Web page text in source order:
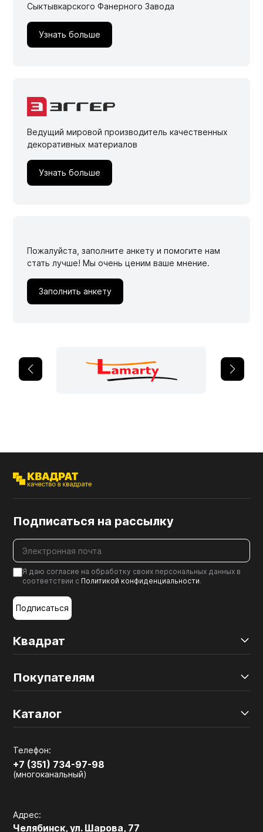
Сыктывкарского Фанерного Завода
Узнать больше
Ведущий мировой производитель качественных
декоративных материалов
Узнать больше
Пожалуйста, заполните анкету и помогите нам
стать лучше! Мы очень ценим ваше мнение.
Заполнить анкету
Квадрат
Покупателям
Каталог
Телефон:
+7 (351) 734-97-98
(многоканальный)
Адрес:
Челябинск, ул. Шарова, 77
Подписаться на рассылку
Я даю согласие на обработку своих персональных данных в
соответствии с Политикой конфиденциальности.
Подписаться